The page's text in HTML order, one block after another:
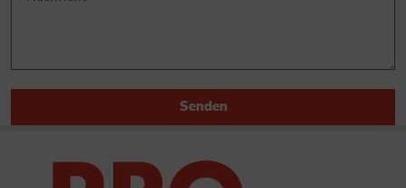
Senden